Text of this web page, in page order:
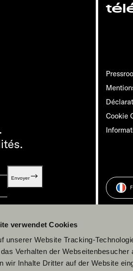
verwendet Cookies
unserer Website Tracking-
Verhalten der
wir Inhalte Dritter auf der Website
Cookie
Envoyer